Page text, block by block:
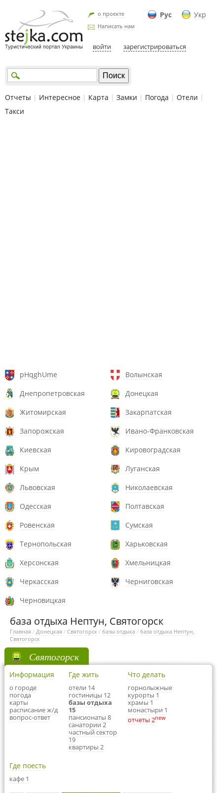
Рус Укр
о проекте
Написать нам
войти зарегистрироваться
Отчеты | Интересное | Карта | Замки | Погода | Отели |
Такси
pHqghUme
Волынская
Днепропетровская
Донецкая
Житомирская
Закарпатская
Запорожская
Ивано-Франковская
Киевская
Кировоградская
Крым
Луганская
Львовская
Николаевская
Одесская
Полтавская
Ровенская
Сумская
Тернопольская
Харьковская
Херсонская
Хмельницкая
Черкасская
Черниговская
Черновицкая
база отдыха Нептун, Святогорск
Главная / Донецкая / Святогорск / базы отдыха / база отдыха Нептун,
Святогорск
Святогорск
Информация
о городе
погода
карты
расписание ж/д
вопрос-ответ
Где жить
отели 14
гостиницы 12
базы отдыха
15
пансионаты 8
санатории 2
частный сектор
19
квартиры 2
Что делать
горнолыжные
курорты 1
храмы 1
монастыри 1
отчеты 2new
Где поесть
кафе 1